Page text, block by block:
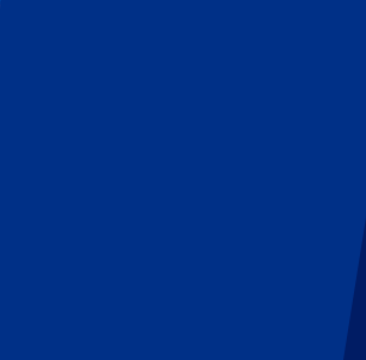
FC vs Standard de Liège
FC vs Standard de Liège